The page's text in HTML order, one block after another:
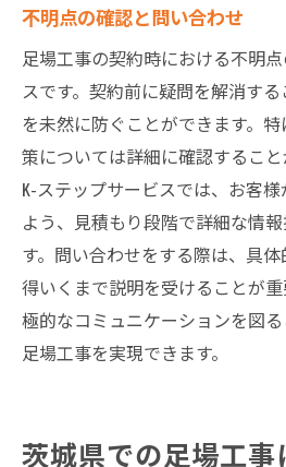
不明点の確認と問い合わせ
足場工事の契約時における不明
スです。契約前に疑問を解消す
を未然に防ぐことができます。
策については詳細に確認するこ
K-ステップサービスでは、お客
よう、見積もり段階で詳細な情
す。問い合わせをする際は、具
得いくまで説明を受けることが
極的なコミュニケーションを図
足場工事を実現できます。
茨城県での足場工